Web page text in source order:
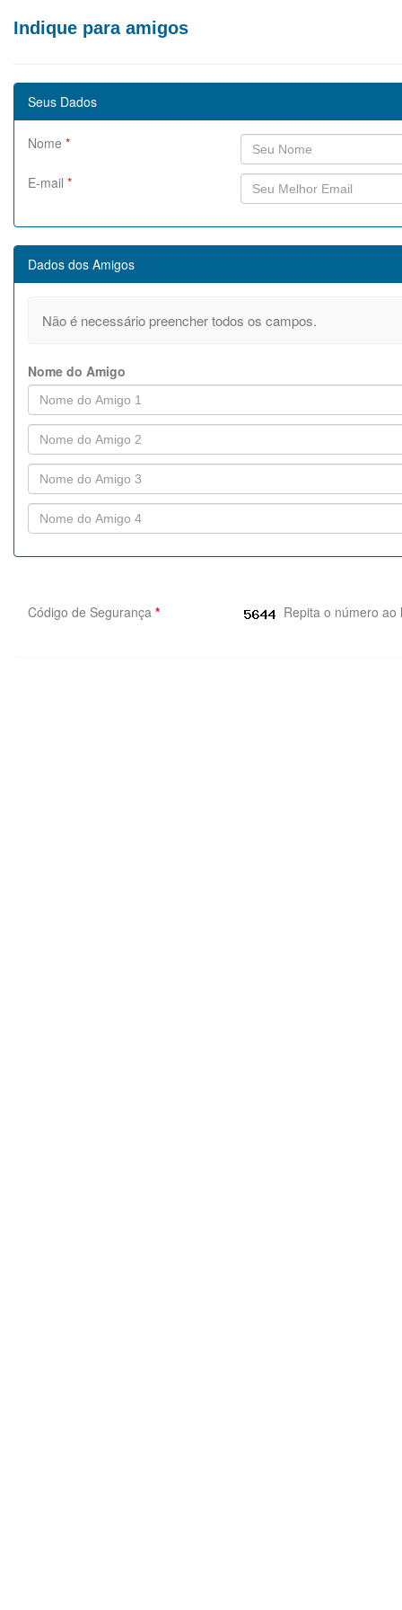
Indique para amigos
Seus Dados
Nome *
E-mail *
Dados dos Amigos
Não é necessário preencher todos os campos.
Nome do Amigo
Código de Segurança * Repita o número ao